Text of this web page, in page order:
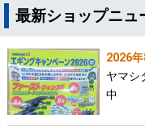
最新ショップニュ
2026
ヤマシ
中